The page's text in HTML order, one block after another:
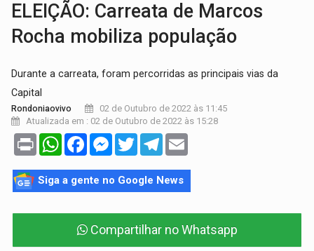
ELEIÇÃO: Carreata de Marcos
Rocha mobiliza população
Durante a carreata, foram percorridas as principais vias da
Capital
Rondoniaovivo
02 de Outubro de 2022 às 11:45
Atualizada em : 02 de Outubro de 2022 às 15:28
Print WhatsAppFacebookMessenger
TwitterTelegram
Siga a gente no Google News
Compartilhar no Whatsapp